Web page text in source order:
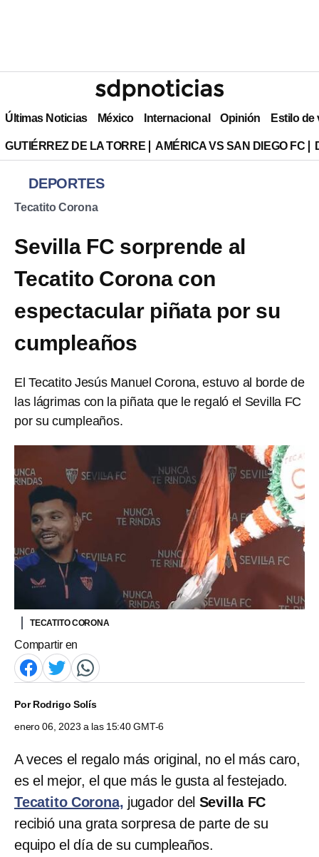
Últimas Noticias México Internacional Opinión Estilo de
GUTIÉRREZ DE LA TORRE AMÉRICA VS SAN DIEGO FC
DEPORTES
Tecatito Corona
Sevilla FC sorprende al
Tecatito Corona con
espectacular piñata por su
cumpleaños
El Tecatito Jesús Manuel Corona, estuvo al borde de
las lágrimas con la piñata que le regaló el Sevilla FC
por su cumpleaños.
TECATITO CORONA
Compartir en
PorRodrigo Solís
enero 06, 2023 a las 15:40 GMT-6
A veces el regalo más original, no el más caro,
es el mejor, el que más le gusta al festejado.
Tecatito Corona, jugador del Sevilla FC
recibió una grata sorpresa de parte de su
equipo el día de su cumpleaños.